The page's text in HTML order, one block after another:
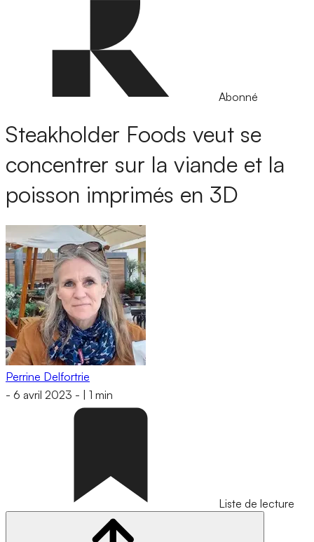
Abonné
Steakholder Foods veut se
concentrer sur la viande et la
poisson imprimés en 3D
Perrine Delfortrie
- 6 avril 2023 - 1 min
Liste de lecture